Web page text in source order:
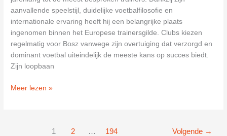
aanvallende speelstijl, duidelijke voetbalfilosofie en
internationale ervaring heeft hij een belangrijke plaats
ingenomen binnen het Europese trainersgilde. Clubs kiezen
regelmatig voor Bosz vanwege zijn overtuiging dat verzorgd en
dominant voetbal uiteindelijk de meeste kans op succes biedt.
Zijn loopbaan
Peter
Meer lezen »
1 2 … 194 Volgende →